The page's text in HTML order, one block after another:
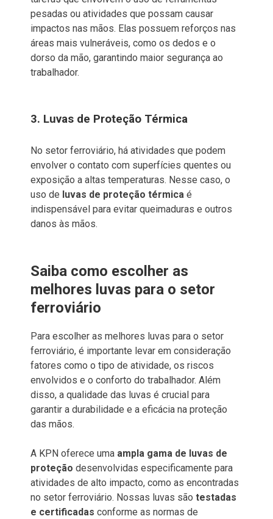
pesadas ou atividades que possam causar
impactos nas mãos. Elas possuem reforços nas
áreas mais vulneráveis, como os dedos e o
dorso da mão, garantindo maior segurança ao
trabalhador.
3. Luvas de Proteção Térmica
No setor ferroviário, há atividades que podem
envolver o contato com superfícies quentes ou
exposição a altas temperaturas. Nesse caso, o
uso de luvas de proteção térmica é
indispensável para evitar queimaduras e outros
danos às mãos.
Saiba como escolher as
melhores luvas para o setor
ferroviário
Para escolher as melhores luvas para o setor
ferroviário, é importante levar em consideração
fatores como o tipo de atividade, os riscos
envolvidos e o conforto do trabalhador. Além
disso, a qualidade das luvas é crucial para
garantir a durabilidade e a eficácia na proteção
das mãos.
A KPN oferece uma ampla gama de luvas de
proteção desenvolvidas especificamente para
atividades de alto impacto, como as encontradas
no setor ferroviário. Nossas luvas são testadas
e certificadas conforme as normas de